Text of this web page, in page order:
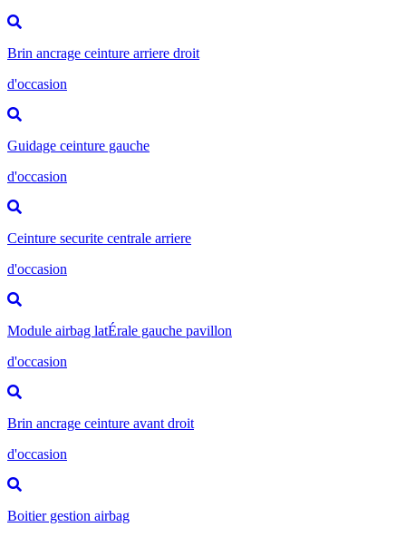
Brin ancrage ceinture arriere droit
d'occasion
Guidage ceinture gauche
d'occasion
Ceinture securite centrale arriere
d'occasion
Module airbag latÉrale gauche pavillon
d'occasion
Brin ancrage ceinture avant droit
d'occasion
Boitier gestion airbag